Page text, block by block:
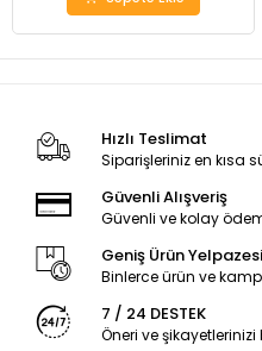
Hızlı Teslimat
Siparişleriniz en kısa
Güvenli Alışveriş
Güvenli ve kolay
Geniş Ürün Yelpazesi
Binlerce ürün ve
7 / 24 DESTEK
Öneri ve şikayetlerinizi